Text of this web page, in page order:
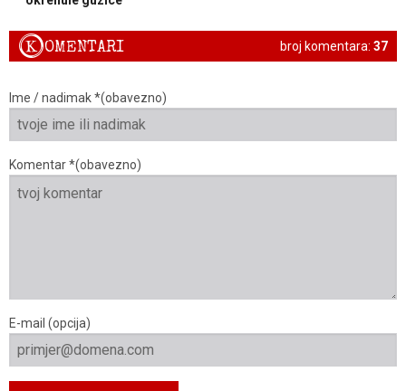
broj komentara: 37
KOMENTARI
Ime / nadimak *(obavezno)
Komentar *(obavezno)
E-mail (opcija)